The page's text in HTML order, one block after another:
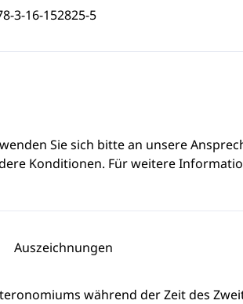
3-16-152825-5
Sie sich bitte an unsere
Konditionen. Für weitere
Auszeichnungen
während der Zeit des